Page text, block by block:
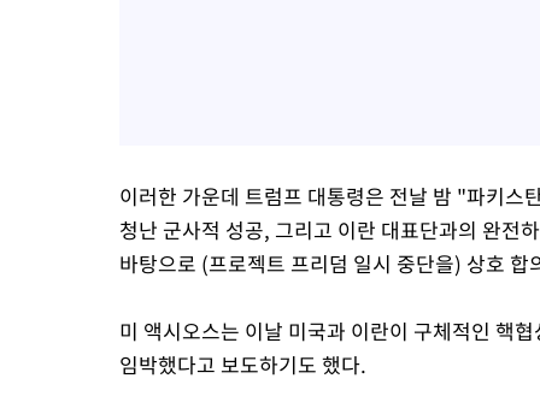
이러한 가운데 트럼프 대통령은 전날 밤 "파키
청난 군사적 성공, 그리고 이란 대표단과의 완전
바탕으로 (프로젝트 프리덤 일시 중단을) 상호
미 액시오스는 이날 미국과 이란이 구체적인 핵
임박했다고 보도하기도 했다.